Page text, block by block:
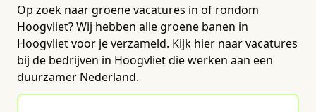
Op zoek naar groene vacatures in of rondom
Hoogvliet? Wij hebben alle groene banen in
Hoogvliet voor je verzameld. Kijk hier naar vacatures
bij de bedrijven in Hoogvliet die werken aan een
duurzamer Nederland.